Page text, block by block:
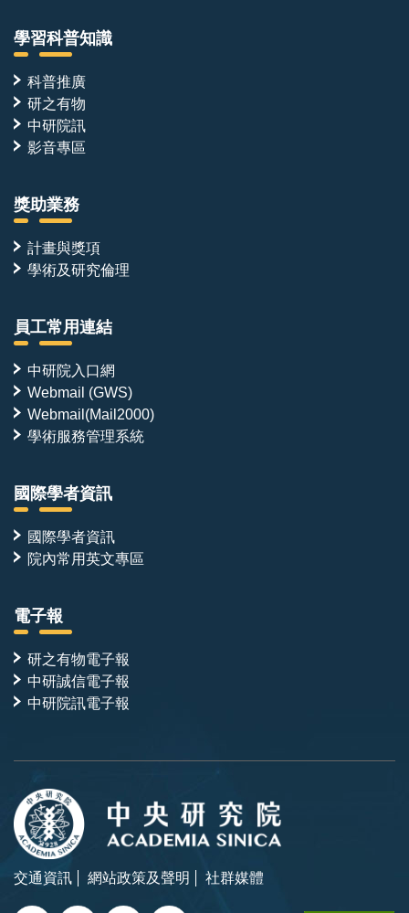
學習科普知識
科普推廣
研之有物
中研院訊
影音專區
獎助業務
計畫與獎項
學術及研究倫理
員工常用連結
中研院入口網
Webmail (GWS)
Webmail(Mail2000)
學術服務管理系統
國際學者資訊
國際學者資訊
院內常用英文專區
電子報
研之有物電子報
中研誠信電子報
中研院訊電子報
交通資訊 網站政策及聲明 社群媒體